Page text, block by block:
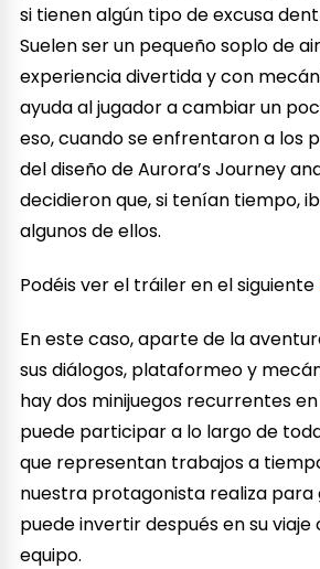
si tienen algún tipo de excusa
Suelen ser un pequeño soplo de
experiencia divertida y con
ayuda al jugador a cambiar un
eso, cuando se enfrentaron a los
del diseño de Aurora’s Journey
decidieron que, si tenían tiempo,
algunos de ellos.
Podéis ver el tráiler en el siguiente
En este caso, aparte de la
sus diálogos, plataformeo y
hay dos minijuegos recurrentes
puede participar a lo largo de
que representan trabajos a
nuestra protagonista realiza para
puede invertir después en su viaje
equipo.